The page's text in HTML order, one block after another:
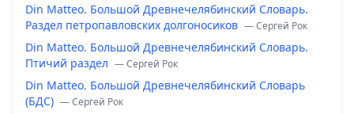
Din Matteo. Большой Древнечелябинский Словарь.
Раздел петропавловских долгоносиков — Сергей Рок
Din Matteo. Большой Древнечелябинский Словарь.
Птичий раздел — Сергей Рок
Din Matteo. Большой Древнечелябинский Словарь
(БДС) — Сергей Рок